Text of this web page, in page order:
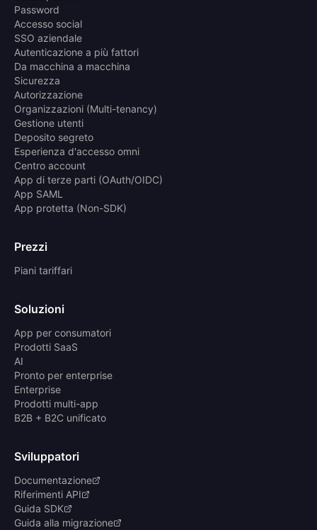
Password
Accesso social
SSO aziendale
Autenticazione a più fattori
Da macchina a macchina
Sicurezza
Autorizzazione
Organizzazioni (Multi-tenancy)
Gestione utenti
Deposito segreto
Esperienza d'accesso omni
Centro account
App di terze parti (OAuth/OIDC)
App SAML
App protetta (Non-SDK)
Prezzi
Piani tariffari
Soluzioni
App per consumatori
Prodotti SaaS
AI
Pronto per enterprise
Enterprise
Prodotti multi-app
B2B + B2C unificato
Sviluppatori
Documentazione
Riferimenti API
Guida SDK
Guida alla migrazione